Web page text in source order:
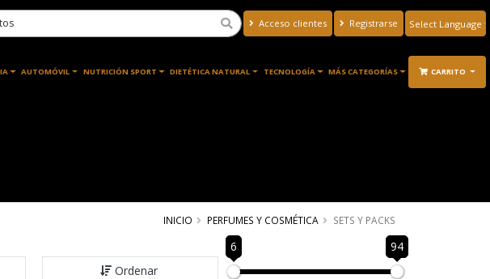
Acceso clientes Registrarse
Translate
AUTOMÓVIL NUTRICIÓN SPORT DIETÉTICA NATURAL TECNOLOGÍA MÁS CATEGORÍAS CARRITO
INICIO PERFUMES Y COSMÉTICA SETS Y PACKS
Ordenar
6 94